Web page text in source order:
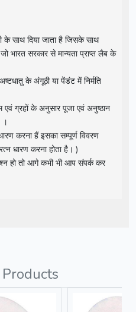
के साथ दिया जाता है जिसके साथ
भारत सरकार से मान्यता प्राप्त लैब के
के अंगूठी या पेंडंट में निर्मति
ग्रहों के अनुसार पूजा एवं अनुष्ठान
।
करना हैं इसका सम्पूर्ण विवरण
धारण करना होता है। )
हो तो आगे कभी भी आप संपर्क कर